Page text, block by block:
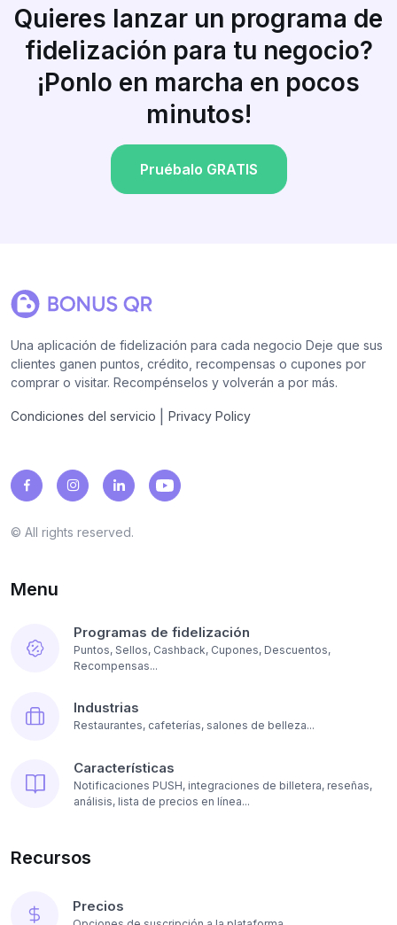
Quieres lanzar un programa de
fidelización para tu negocio?
¡Ponlo en marcha en pocos
minutos!
Pruébalo GRATIS
Una aplicación de fidelización para cada negocio Deje que sus
clientes ganen puntos, crédito, recompensas o cupones por
comprar o visitar. Recompénselos y volverán a por más.
Condiciones del servicio Privacy Policy
© All rights reserved.
Menu
Programas de fidelización
Puntos, Sellos, Cashback, Cupones, Descuentos,
Recompensas...
Industrias
Restaurantes, cafeterías, salones de belleza...
Características
Notificaciones PUSH, integraciones de billetera, reseñas,
análisis, lista de precios en línea...
Recursos
Precios